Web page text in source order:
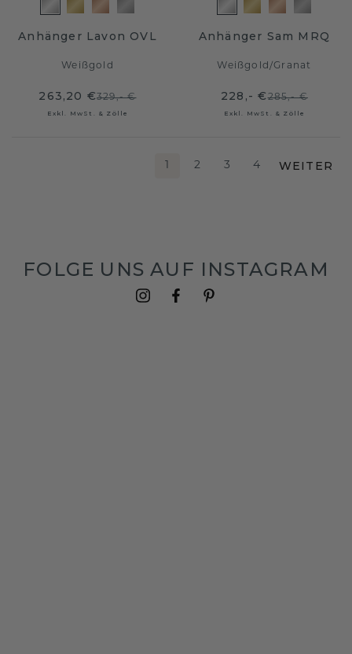
Anhänger Lavon OVL
Weißgold
263,20 €329,- €
Exkl. MwSt. & Zölle
Anhänger Sam MRQ
Weißgold/Granat
228,- €285,- €
Exkl. MwSt. & Zölle
1 2 3 4 WEITER
FOLGE UNS AUF INSTAGRAM